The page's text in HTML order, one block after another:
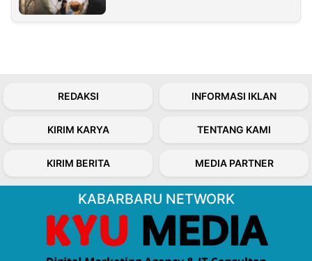
REDAKSI INFORMASI IKLAN
KIRIM KARYA TENTANG KAMI
KIRIM BERITA MEDIA PARTNER
KABARBARU NETWORK